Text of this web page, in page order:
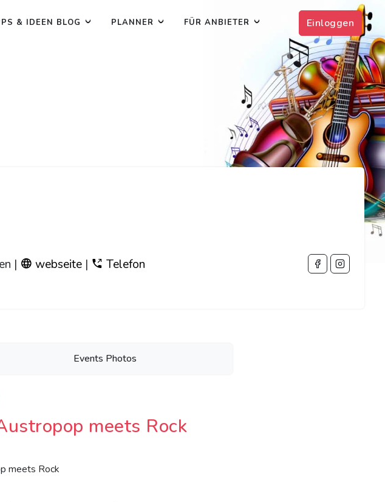
Einloggen
& IDEEN BLOG PLANNER FÜR ANBIETER
| webseite| Telefon
Events Photos
meets Rock
meets Rock